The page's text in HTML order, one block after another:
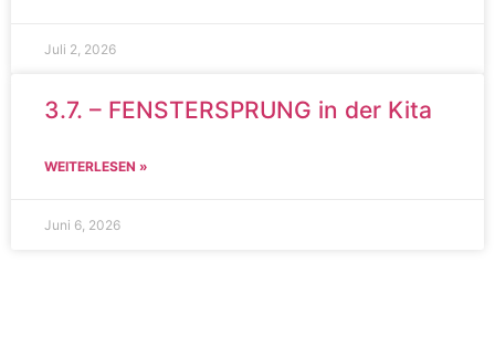
Juli 2, 2026
3.7. – FENSTERSPRUNG in der Kita
WEITERLESEN »
Juni 6, 2026